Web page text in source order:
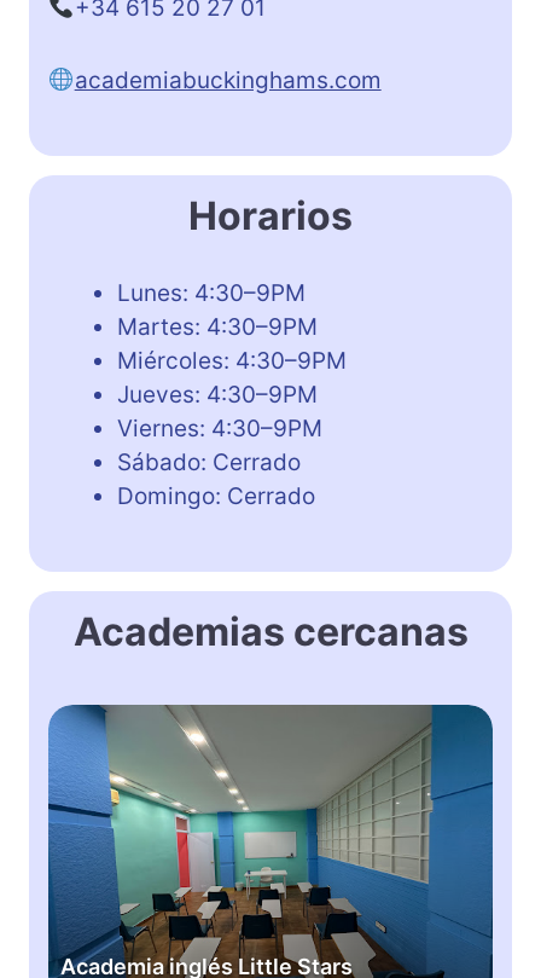
+34 615 20 27 01
academiabuckinghams.com
Horarios
Lunes: 4:30–9PM
Martes: 4:30–9PM
Miércoles: 4:30–9PM
Jueves: 4:30–9PM
Viernes: 4:30–9PM
Sábado: Cerrado
Domingo: Cerrado
Academias cercanas
Academia inglés Little Stars
A
c
a
d
e
m
a